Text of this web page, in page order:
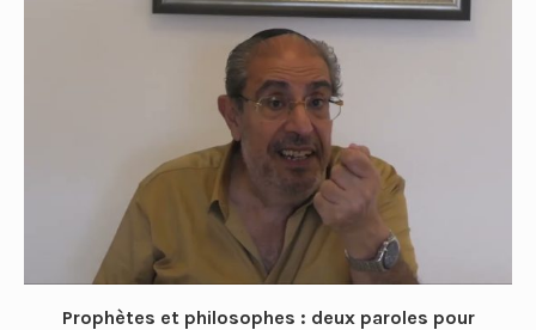
Prophètes et philosophes : deux paroles pour